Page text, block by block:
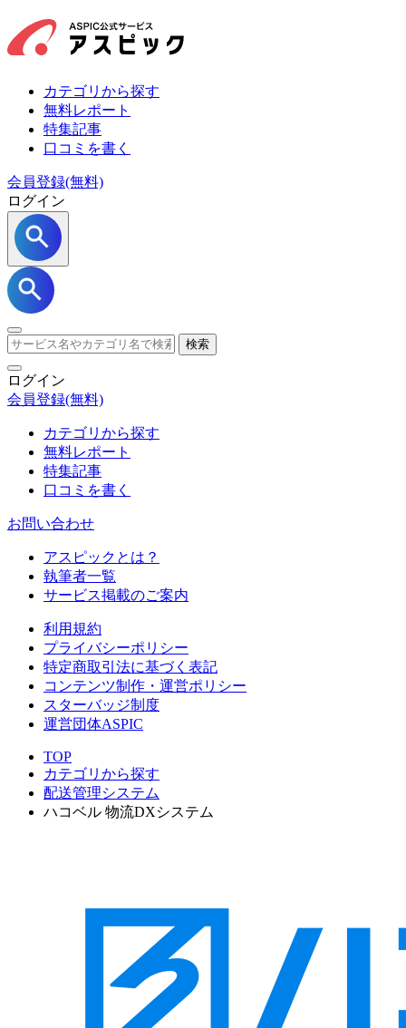
カテゴリから探す
無料レポート
特集記事
口コミを書く
会員登録(無料)
ログイン
検索
ログイン
会員登録(無料)
カテゴリから探す
無料レポート
特集記事
口コミを書く
お問い合わせ
アスピックとは？
執筆者一覧
サービス掲載のご案内
利用規約
プライバシーポリシー
特定商取引法に基づく表記
コンテンツ制作・運営ポリシー
スターバッジ制度
運営団体ASPIC
TOP
カテゴリから探す
配送管理システム
ハコベル 物流DXシステム